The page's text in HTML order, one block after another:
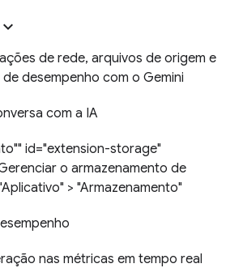
de rede, arquivos de origem e
desempenho com o Gemini
com a IA
id="extension-storage"
o armazenamento de
> "Armazenamento"
nas métricas em tempo real